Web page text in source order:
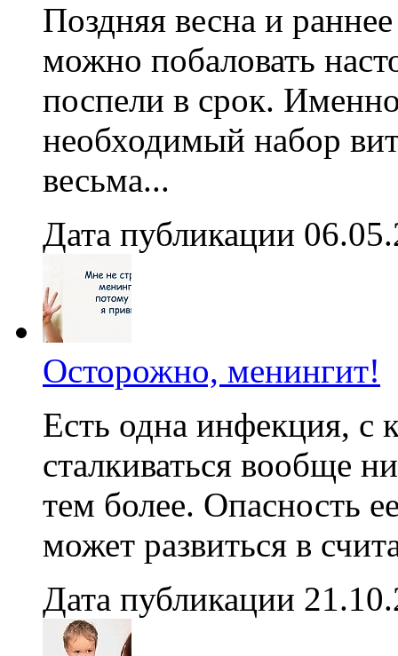
Поздняя весна и
можно побаловать
поспели в срок.
необходимый набор
весьма...
Дата публикации
Осторожно, менингит!
Есть одна инфекция, с
сталкиваться вообще
тем более. Опасность
может развиться в
Дата публикации